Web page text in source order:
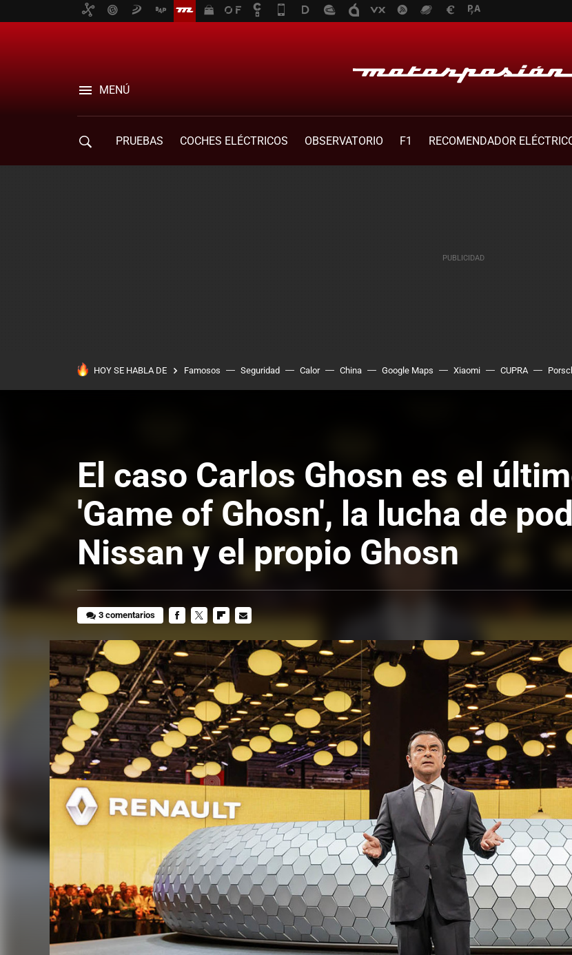
MENÚ
PRUEBAS COCHES ELÉCTRICOS OBSERVATORIO F1
RECOMENDADOR
HOY SE HABLA DE Famosos Seguridad Calor China Google Maps Xiaomi CUPRA
El caso Carlos Ghosn es el
'Game of Ghosn', la lucha de
Nissan y el propio Ghosn
3 comentarios
MAIL